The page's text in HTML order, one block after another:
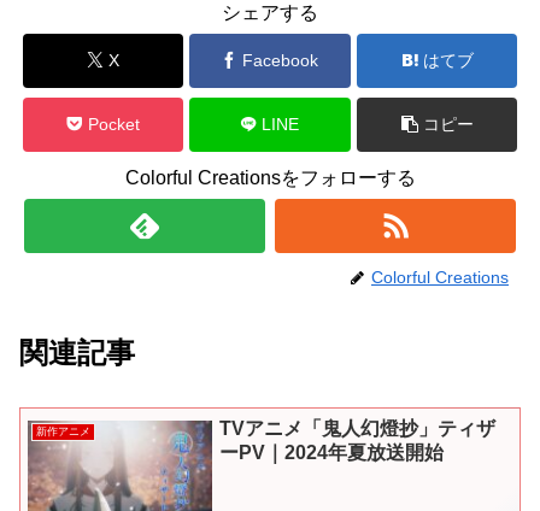
シェアする
X Facebook はてブ
Pocket LINE コピー
Colorful Creationsをフォローする
Colorful Creations
関連記事
新作アニメ
TVアニメ「鬼人幻燈抄」ティザ
ーPV｜2024年夏放送開始